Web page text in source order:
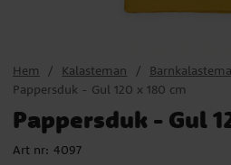
Hem Kalasteman
Pappersduk - Gul 120 x 180 cm
Pappersduk - Gul
Art nr: 4097